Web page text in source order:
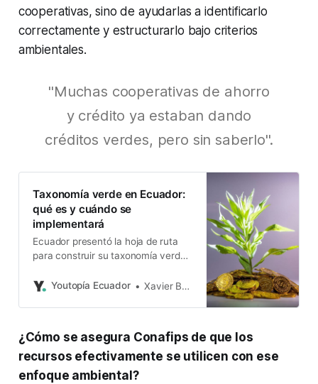
cooperativas, sino de ayudarlas a identificarlo
correctamente y estructurarlo bajo criterios
ambientales.
"Muchas cooperativas de ahorro
y crédito ya estaban dando
créditos verdes, pero sin saberlo".
Taxonomía verde en Ecuador:
qué es y cuándo se
implementará
Ecuador presentó la hoja de ruta
para construir su taxonomía verde.
y está previsto que concluya en
Youtopía Ecuador Xavier Basantes
¿Cómo se asegura Conafips de que los
recursos efectivamente se utilicen con ese
enfoque ambiental?